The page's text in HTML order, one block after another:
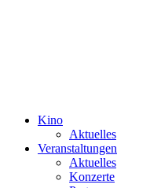
Kino
Aktuelles
Veranstaltungen
Aktuelles
Konzerte